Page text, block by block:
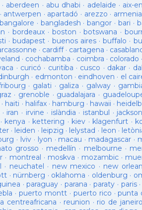
aberdeen · abu dhabi · adelaide · aix-
· antwerpen · apartadó · arezzo · armenia
bangalore · bangladesh ·bangor · bari ·
·bordeaux · boston ·botswana ·
· budapest · buenos aires·buffalo ·
· cardiff· cartagena ·
· cochabamba · coimbra · colorado ·
· curicó · curitiba · cusco · dakar ·
· edmonton · eindhoven · el
· galati · galiza · galway·
· grenoble · guadalajara ·
· haiti · halifax· hamburg · hawaii ·
· iran · irvine · islàndia · istanbul ·
· kenya · kettering · kiev · klagenfurt ·
· leiden · leipzig · lelystad · leon ·
· lviv · lyon · macau · madagascar ·
grosso · medellín · melbourne ·
· montreal · moskva · mozambic ·
· neuchatel · new mexico · new
· nürnberg · oklahoma · oldenburg ·
·paraguay · parana ·paraty · paris·
·puerto montt · puerto rico ·punta
centreafricana · reunion · rio de janeiro